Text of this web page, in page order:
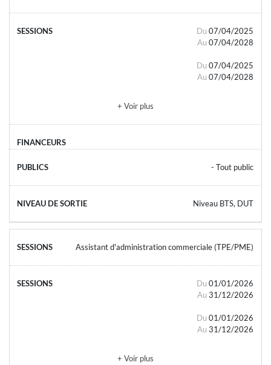
Du 07/04/2025
Au 07/04/2028
Du 07/04/2025
Au 07/04/2028
+ Voir plus
- Tout public
Niveau BTS, DUT
Assistant d'administration commerciale (TPE/PME)
Du 01/01/2026
Au 31/12/2026
Du 01/01/2026
Au 31/12/2026
+ Voir plus